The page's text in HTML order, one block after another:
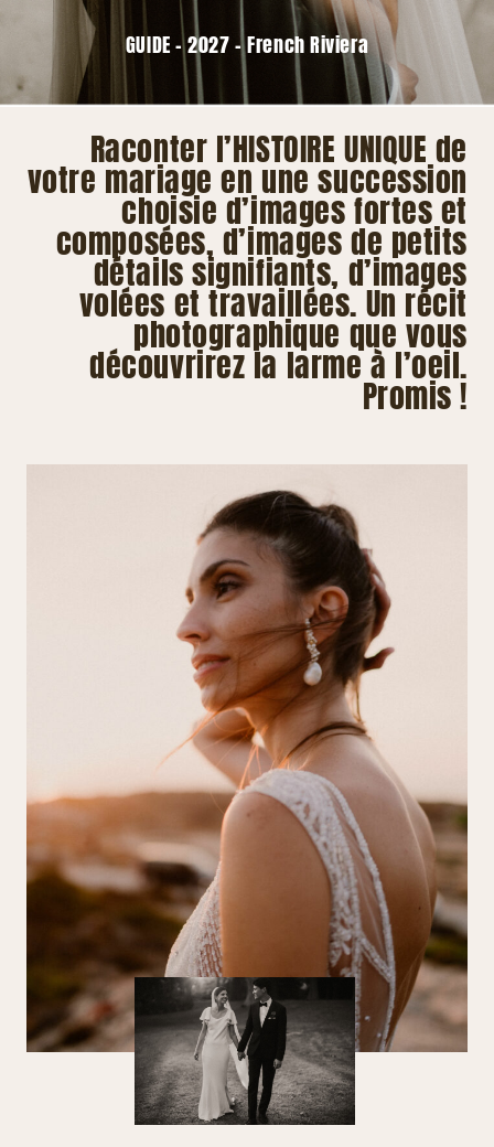
GUIDE – 2027 – French Riviera
Raconter l’HISTOIRE UNIQUE de
votre mariage en une succession
choisie d’images fortes et
composées, d’images de petits
détails signifiants, d’images
volées et travaillées. Un récit
photographique que vous
découvrirez la larme à l’oeil.
Promis !